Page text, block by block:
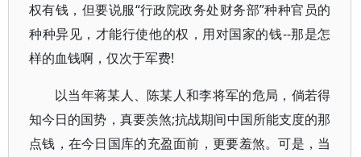
权有钱，但要说服“行政院政务处财务部”种种官员的
种种异见，才能行使他的权，用对国家的钱--那是怎
样的血钱啊，仅次于军费!
以当年蒋某人、陈某人和李将军的危局，倘若得
知今日的国势，真要羡煞;抗战期间中国所能支度的那
点钱，在今日国库的充盈面前，更要羞煞。可是，当